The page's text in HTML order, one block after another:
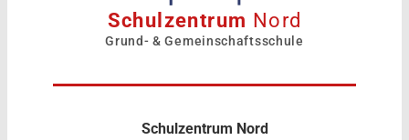
Schulzentrum Nord
Grund- & Gemeinschaftsschule
Schulzentrum Nord